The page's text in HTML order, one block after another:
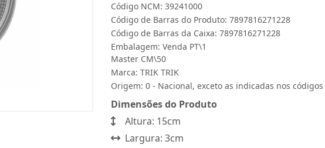
Código NCM: 39241000
Código de Barras do Produto: 7897816271228
Código de Barras da Caixa: 7897816271228
Embalagem: Venda PT\1
Master CM\50
Marca: TRIK TRIK
Origem: 0 - Nacional, exceto as indicadas nos códigos
Dimensões do Produto
Altura: 15cm
Largura: 3cm